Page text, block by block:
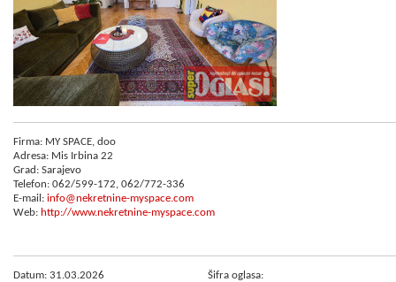
Firma: MY SPACE, doo
Adresa: Mis Irbina 22
Grad: Sarajevo
Telefon: 062/599-172, 062/772-336
E-mail: info@nekretnine-myspace.com
Web: http://www.nekretnine-myspace.com
Datum: 31.03.2026
Šifra oglasa: